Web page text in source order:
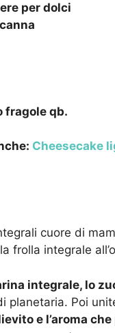
per dolci
fragole qb.
Cheesecake
cuore di
frolla integrale
integrale, lo
planetaria. Poi
e l’aroma